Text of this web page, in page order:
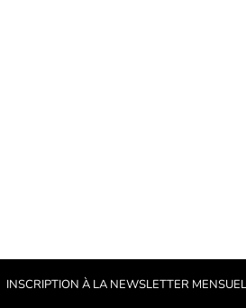
Yann
(Watsu
à
INSCRIPTION À LA NEWSLETTER